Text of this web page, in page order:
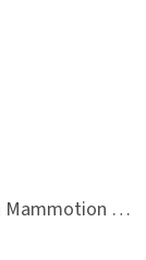
Bezdrátová robotická sekačka Mammotion LUBA mini 2 1500